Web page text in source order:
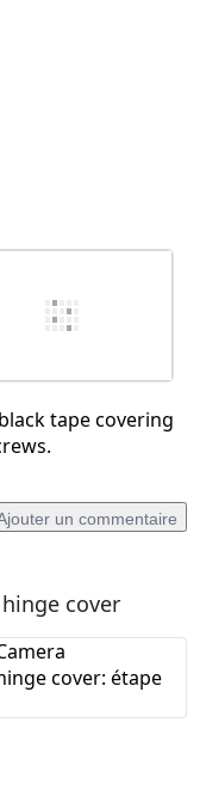
tape covering
un commentaire
cover